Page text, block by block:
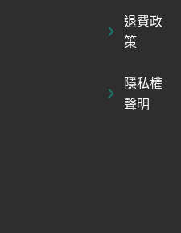
退費政
策
隱私權
聲明